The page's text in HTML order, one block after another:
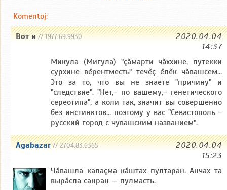
Komentoj:
Вот и// 1977.69.9930
2020.04.04
14:37
Микула (Мигула) "çăмарти чăххине, путекки
сурхине вĕрентместь" течĕç ĕлĕк чăвашсем...
Это за то, что вы не знаете "причину" и
"следствие". "Нет,- по вашему,- генетического
сереотипа", а коли так, значит вы совершенно
без инстинктов... поэтому у вас "Севастополь -
русский город с чувашским названием".
Agabazar// 2704.83.6365
2020.04.04
15:23
Чăвашла калаçма кăштах пултаран. Анчах та
вырăсла санран — пулмасть.